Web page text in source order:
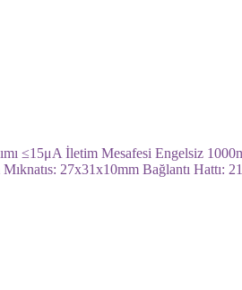
≤15μA İletim Mesafesi Engelsiz
27x31x10mm Bağlantı Hattı: